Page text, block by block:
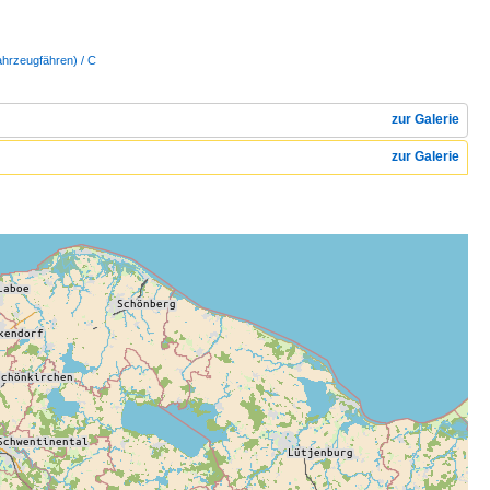
/ C
zur Galerie
zur Galerie